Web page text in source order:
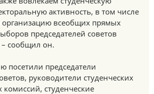
активность, в том числе
организацию всеобщих прямых
председателей советов
сообщил он.
посетили председатели
руководители студенческих
студенческие